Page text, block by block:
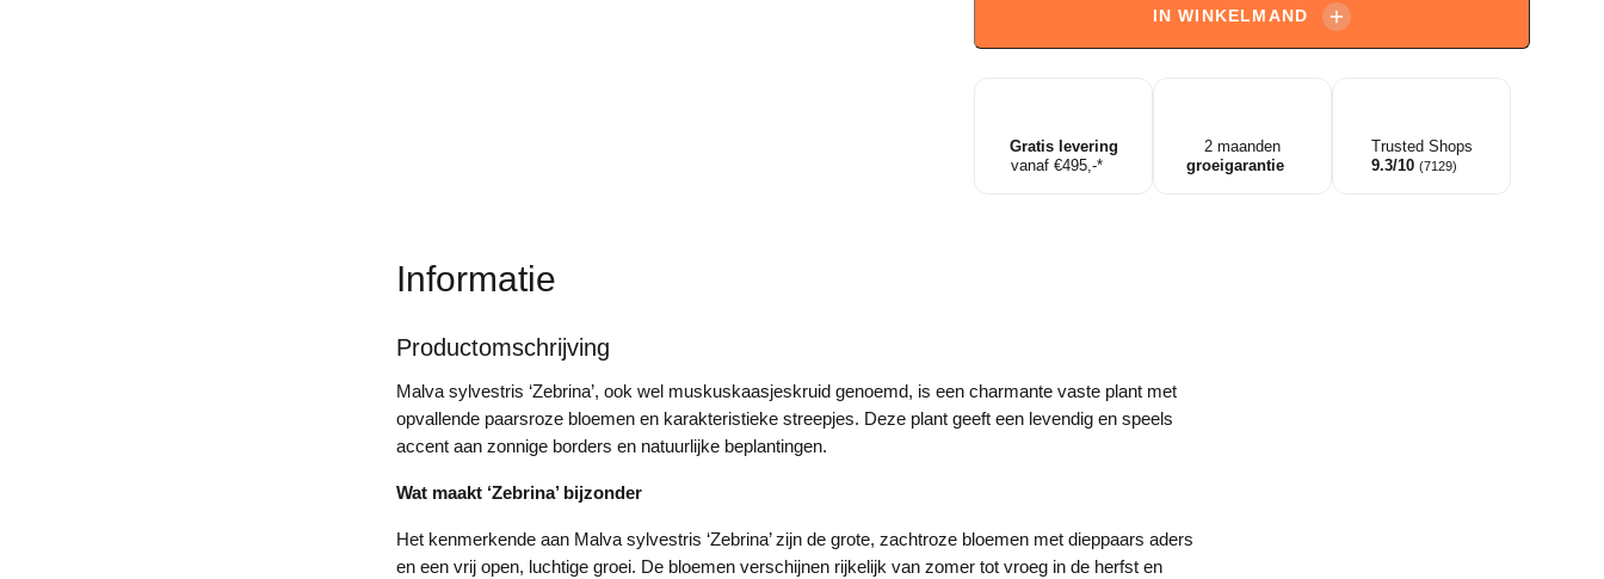
-
IN WINKELMAND
Gratis levering
vanaf €495,-*
2 maanden
groeigarantie
Trusted Shops
9.3/10 (7129)
Informatie
Productomschrijving
Malva sylvestris ‘Zebrina’, ook wel muskuskaasjeskruid genoemd, is een charmante vaste plant met
opvallende paarsroze bloemen en karakteristieke streepjes. Deze plant geeft een levendig en speels
accent aan zonnige borders en natuurlijke beplantingen.
Wat maakt ‘Zebrina’ bijzonder
Het kenmerkende aan Malva sylvestris ‘Zebrina’ zijn de grote, zachtroze bloemen met dieppaars aders
en een vrij open, luchtige groei. De bloemen verschijnen rijkelijk van zomer tot vroeg in de herfst en